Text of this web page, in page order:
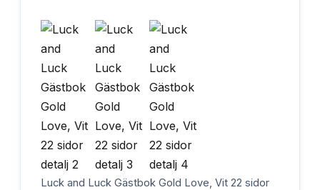
Luck and Luck Gästbok Gold Love, Vit 22 sidor